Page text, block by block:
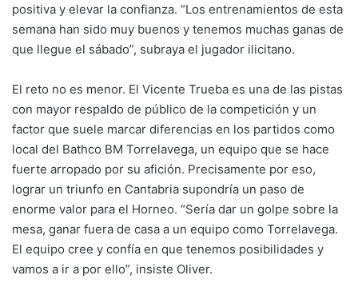
positiva y elevar la confianza. “Los entrenamientos de esta
semana han sido muy buenos y tenemos muchas ganas de
que llegue el sábado”, subraya el jugador ilicitano.
El reto no es menor. El Vicente Trueba es una de las pistas
con mayor respaldo de público de la competición y un
factor que suele marcar diferencias en los partidos como
local del Bathco BM Torrelavega, un equipo que se hace
fuerte arropado por su afición. Precisamente por eso,
lograr un triunfo en Cantabria supondría un paso de
enorme valor para el Horneo. “Sería dar un golpe sobre la
mesa, ganar fuera de casa a un equipo como Torrelavega.
El equipo cree y confía en que tenemos posibilidades y
vamos a ir a por ello”, insiste Oliver.